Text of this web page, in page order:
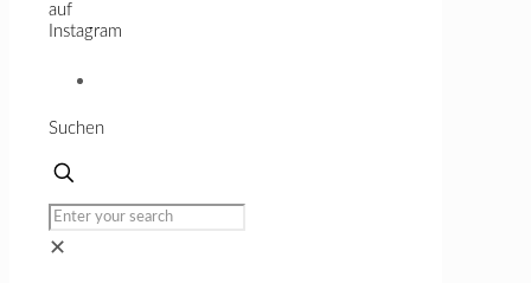
auf
Instagram
Instagram
Suchen
✕